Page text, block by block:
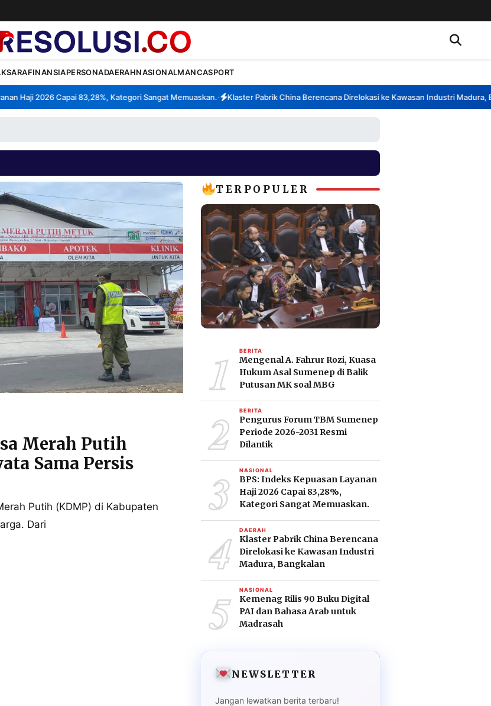
FINANSIAPERSONADAERAHNASIONALMANCASPORT
Haji 2026 Capai 83,28%, Kategori Sangat Memuaskan.• Klaster Pabrik China Berencana Direlokasi ke Kawasan Industri Madura,
Merah Putih
Sama Persis
Putih (KDMP) di Kabupaten
Dari
TERPOPULER
1 BERITA
Mengenal A. Fahrur Rozi, Kuasa
Hukum Asal Sumenep di Balik
Putusan MK soal MBG
2 BERITA
Pengurus Forum TBM Sumenep
Periode 2026-2031 Resmi
Dilantik
3 NASIONAL
BPS: Indeks Kepuasan Layanan
Haji 2026 Capai 83,28%,
Kategori Sangat Memuaskan.
4 DAERAH
Klaster Pabrik China Berencana
Direlokasi ke Kawasan Industri
Madura, Bangkalan
5 NASIONAL
Kemenag Rilis 90 Buku Digital
PAI dan Bahasa Arab untuk
Madrasah
NEWSLETTER
Jangan lewatkan berita terbaru!